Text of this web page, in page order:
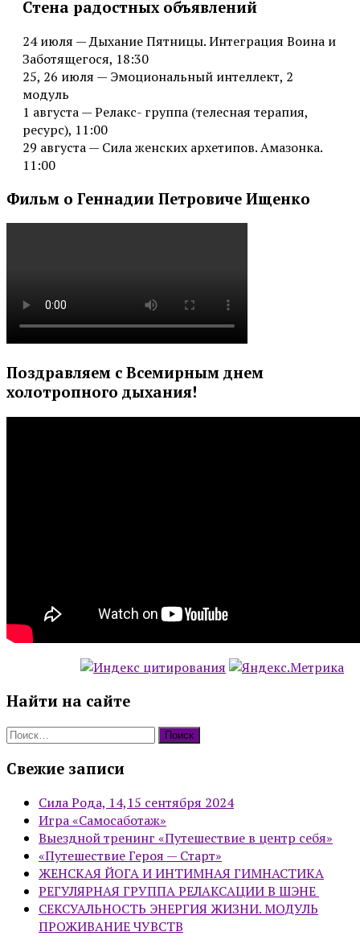
Стена радостных объявлений
24 июля — Дыхание Пятницы. Интеграция Воина и
Заботящегося, 18:30
25, 26 июля — Эмоциональный интеллект, 2
модуль
1 августа — Релакс- группа (телесная терапия,
ресурс), 11:00
29 августа — Сила женских архетипов. Амазонка.
11:00
Фильм о Геннадии Петровиче Ищенко
Поздравляем с Всемирным днем
холотропного дыхания!
Найти на сайте
Найти:
Свежие записи
Сила Рода, 14,15 сентября 2024
Игра «Самосаботаж»
Выездной тренинг «Путешествие в центр себя»
«Путешествие Героя — Старт»
ЖЕНСКАЯ ЙОГА И ИНТИМНАЯ ГИМНАСТИКА
РЕГУЛЯРНАЯ ГРУППА РЕЛАКСАЦИИ В ШЭНЕ
СЕКСУАЛЬНОСТЬ ЭНЕРГИЯ ЖИЗНИ. МОДУЛЬ
ПРОЖИВАНИЕ ЧУВСТВ